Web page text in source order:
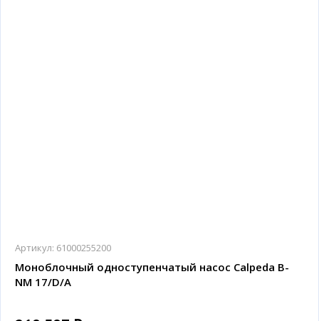
Артикул: 61000255200
Моноблочный одноступенчатый насос Calpeda B-
NM 17/D/A